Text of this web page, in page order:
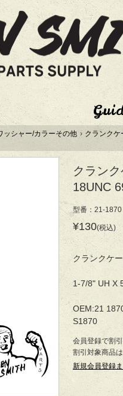
ッシャー/カラーその他 › クランク
クラン
18UNC
型番：21-1870
¥130(税込)
クランクケ
1-7/8" UH X
OEM:21
S1870
会員登録で割
割引対象商品
新規会員登録